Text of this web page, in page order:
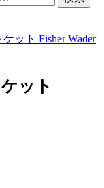
ット Fisher Wader
ット